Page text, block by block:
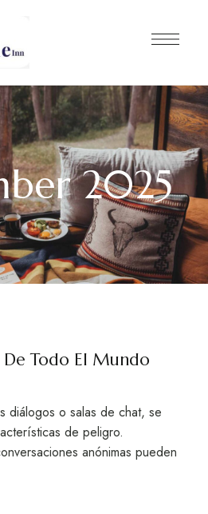
2025
Todo El Mundo
diálogos o salas de chat, se
de peligro.
anónimas pueden